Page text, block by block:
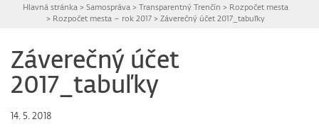
Hlavná stránka > Samospráva > Transparentný Trenčín > Rozpočet mesta
> Rozpočet mesta – rok 2017> Záverečný účet 2017_tabuľky
Záverečný účet
2017_tabuľky
14. 5. 2018